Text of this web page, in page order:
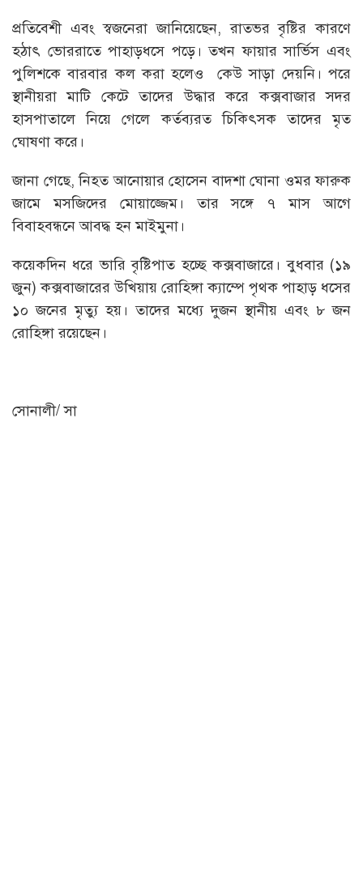
প্রতিবেশী এবং স্বজনেরা জানিয়েছেন, রাতভর বৃষ্টির কারণে
হঠাৎ ভোররাতে পাহাড়ধসে পড়ে। তখন ফায়ার সার্ভিস এবং
পুলিশকে বারবার কল করা হলেও কেউ সাড়া দেয়নি। পরে
স্থানীয়রা মাটি কেটে তাদের উদ্ধার করে কক্সবাজার সদর
হাসপাতালে নিয়ে গেলে কর্তব্যরত চিকিৎসক তাদের মৃত
ঘোষণা করে।
জানা গেছে, নিহত আনোয়ার হোসেন বাদশা ঘোনা ওমর ফারুক
জামে মসজিদের মোয়াজ্জেম। তার সঙ্গে ৭ মাস আগে
বিবাহবন্ধনে আবদ্ধ হন মাইমুনা।
কয়েকদিন ধরে ভারি বৃষ্টিপাত হচ্ছে কক্সবাজারে। বুধবার (১৯
জুন) কক্সবাজারের উখিয়ায় রোহিঙ্গা ক্যাম্পে পৃথক পাহাড় ধসের
১০ জনের মৃত্যু হয়। তাদের মধ্যে দুজন স্থানীয় এবং ৮ জন
রোহিঙ্গা রয়েছেন।
সোনালী/ সা